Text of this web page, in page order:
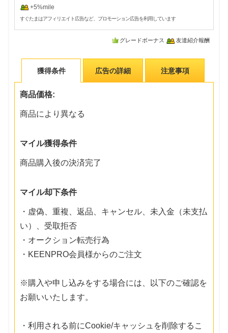
+5%mile
すぐたまはアフィリエイト広告など、プロモーション広告を利用しています
グレードボーナス 友達紹介報酬
獲得条件 広告の詳細 注意事項
商品価格:
商品により異なる
マイル獲得条件
商品購入後の決済完了
マイル却下条件
・虚偽、重複、返品、キャンセル、未入金（未支払
い）、受取拒否
・オークション転売行為
・KEENPRO会員様からのご注文
※購入や申し込みをする場合には、以下のご確認を
お願いいたします。
・利用される前にCookie/キャッシュを削除するこ